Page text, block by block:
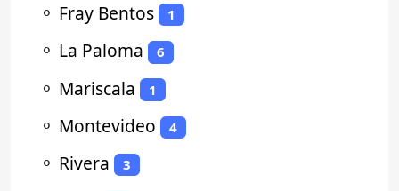
⚬ Fray Bentos 1
⚬ La Paloma 6
⚬ Mariscala 1
⚬ Montevideo 4
⚬ Rivera 3